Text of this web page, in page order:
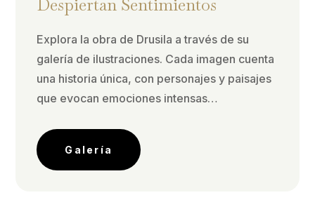
Explora la obra de Drusila a través de su
galería de ilustraciones. Cada imagen cuenta
una historia única, con personajes y paisajes
que evocan emociones intensas…
Galería